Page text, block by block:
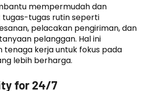
mempermudah dan
tugas rutin seperti
pelacakan pengiriman, dan
pelanggan. Hal ini
tenaga kerja untuk fokus pada
lebih berharga.
for 24/7